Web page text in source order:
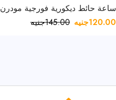
ساعة حائط ديكورية فورجية مودرن
120.00جنيه 145.00جنيه